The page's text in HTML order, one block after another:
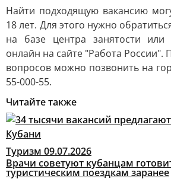
Найти подходящую вакансию
18 лет. Для этого нужно
на базе центра занятости или
онлайн на сайте "Работа России".
вопросов можно позвонить на
55-000-55.
Читайте также
Туризм 09.07.2026
Врачи советуют кубанцам
туристическим поездкам заранее